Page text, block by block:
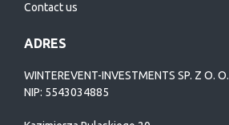
Contact us
ADRES
WINTEREVENT-INVESTMENTS SP. Z O. O.
NIP: 5543034885